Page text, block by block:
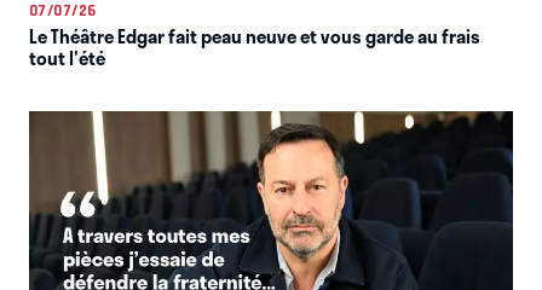
07/07/26
Le Théâtre Edgar fait peau neuve et vous garde au frais
tout l'été